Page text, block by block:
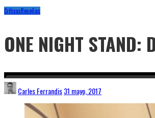
CríticasReseñas
ONE NIGHT STAND:
Carles Ferrandis31 mayo, 2017